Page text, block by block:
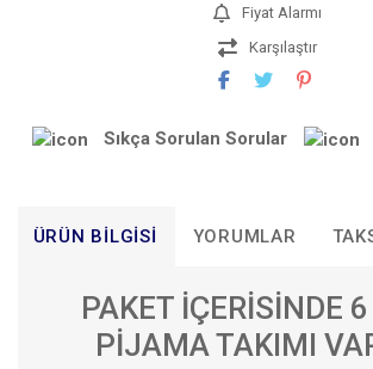
Fiyat Alarmı
Karşılaştır
Sıkça Sorulan Sorular
ÜRÜN BILGISI YORUMLAR
PAKET İÇERİSİNDE
PİJAMA TAKIMI